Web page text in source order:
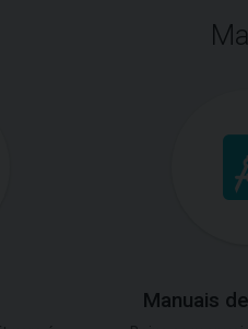
Manuais